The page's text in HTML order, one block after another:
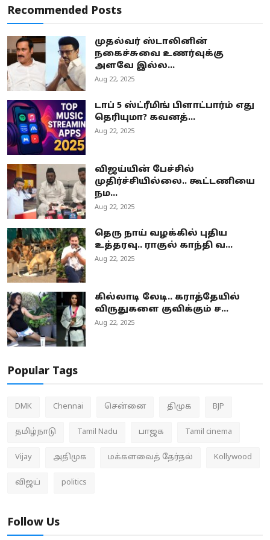
Recommended Posts
முதல்வர் ஸ்டாலினின்
நகைச்சுவை உணர்வுக்கு
அளவே இல்ல...
Aug 22, 2025
டாப் 5 ஸ்ட்ரீமிங் பிளாட்பார்ம் எது
தெரியுமா? கவனத்...
Aug 22, 2025
விஜய்யின் பேச்சில்
முதிர்ச்சியில்லை.. கூட்டணியை
நம...
Aug 22, 2025
தெரு நாய் வழக்கில் புதிய
உத்தரவு.. ராகுல் காந்தி வ...
Aug 22, 2025
கில்லாடி லேடி.. கராத்தேயில்
விருதுகளை குவிக்கும் ச...
Aug 22, 2025
Popular Tags
DMK Chennai சென்னை திமுக BJP
தமிழ்நாடு Tamil Nadu பாஜக Tamil cinema
Vijay அதிமுக மக்களவைத் தேர்தல் Kollywood
விஜய் politics
Follow Us